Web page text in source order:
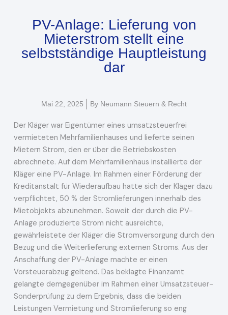
PV-Anlage: Lieferung von
Mieterstrom stellt eine
selbstständige Hauptleistung
dar
Mai 22, 2025 By Neumann Steuern & Recht
Der Kläger war Eigentümer eines umsatzsteuerfrei
vermieteten Mehrfamilienhauses und lieferte seinen
Mietern Strom, den er über die Betriebskosten
abrechnete. Auf dem Mehrfamilienhaus installierte der
Kläger eine PV-Anlage. Im Rahmen einer Förderung der
Kreditanstalt für Wiederaufbau hatte sich der Kläger dazu
verpflichtet, 50 % der Stromlieferungen innerhalb des
Mietobjekts abzunehmen. Soweit der durch die PV-
Anlage produzierte Strom nicht ausreichte,
gewährleistete der Kläger die Stromversorgung durch den
Bezug und die Weiterlieferung externen Stroms. Aus der
Anschaffung der PV-Anlage machte er einen
Vorsteuerabzug geltend. Das beklagte Finanzamt
gelangte demgegenüber im Rahmen einer Umsatzsteuer-
Sonderprüfung zu dem Ergebnis, dass die beiden
Leistungen Vermietung und Stromlieferung so eng